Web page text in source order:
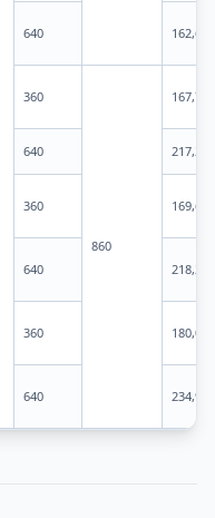
640 162,62
360
860
167,79
640 217,28
360 169,63
640 218,22
360 180,07
640 234,9